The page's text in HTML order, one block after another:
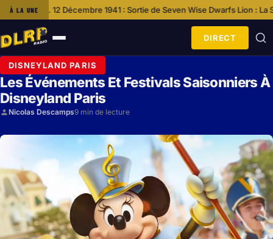
À LA UNE1941 : Sortie de Seven Wise Dwarfs·Lion : La Série Événement De
Ouvrir
le
menu
DIRECT
DISNEYLAND PARIS
Les Événements Et Festivals Saisonniers À
Disneyland Paris
Nicolas Descamps9 min de lecture